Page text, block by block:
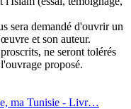
sera demandé d'ouvrir un
et son auteur.
ne seront tolérés
proposé.
ma Tunisie - Livr…